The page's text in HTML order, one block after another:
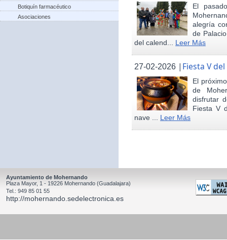
Botiquín farmacéutico
Asociaciones
El
alegría
de
del calend... Leer Más
27-02-2026 | Fiesta V
El
de
disfrutar
Fiesta V
nave ... Leer Más
Ayuntamiento de Mohernando
Plaza Mayor, 1 - 19226 Mohernando (Guadalajara)
Tel.: 949 85 01 55
http://mohernando.sedelectronica.es